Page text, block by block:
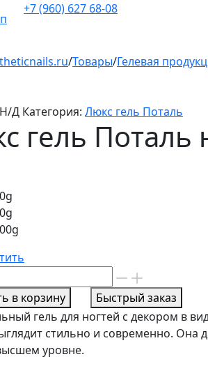
+7 (960) 627 68-08
/Товары/Гелевая
Н/Д Категория: Люкс гель Поталь
гель Поталь
в корзину
Быстрый заказ
гель для ногтей с декором в
стильно и современно. Она
уровне.